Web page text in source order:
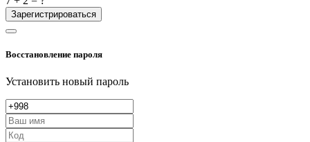
Зарегистрироваться
Восстановление пароля
Установить новый пароль